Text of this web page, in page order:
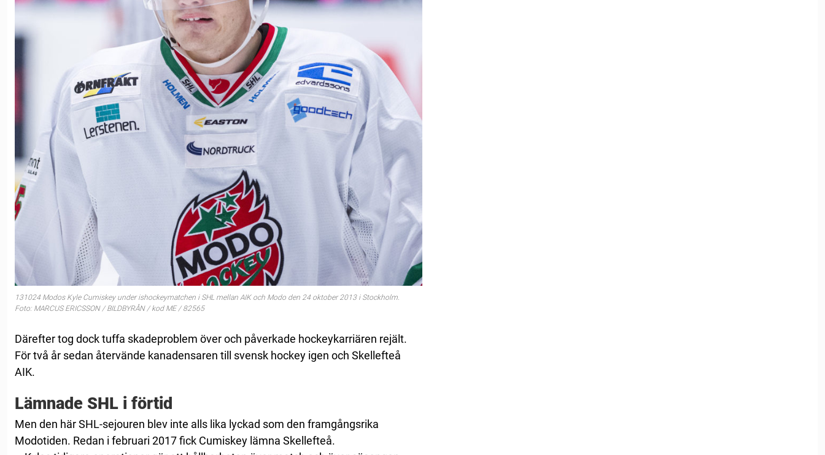
131024 Modos Kyle Cumiskey under ishockeymatchen i SHL mellan AIK och Modo den 24 oktober 2013 i Stockholm.
Foto: MARCUS ERICSSON / BILDBYRÅN / kod ME / 82565
Därefter tog dock tuffa skadeproblem över och påverkade hockeykarriären rejält.
För två år sedan återvände kanadensaren till svensk hockey igen och Skellefteå
AIK.
Lämnade SHL i förtid
Men den här SHL-sejouren blev inte alls lika lyckad som den framgångsrika
Modotiden. Redan i februari 2017 fick Cumiskey lämna Skellefteå.